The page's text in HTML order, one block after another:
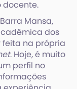
docente.
Mansa,
dos
feita na própria
. Hoje, é muito
perfil no